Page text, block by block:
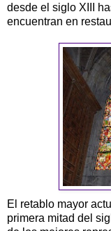
desde el siglo XIII
encuentran en
El retablo mayor
primera mitad del